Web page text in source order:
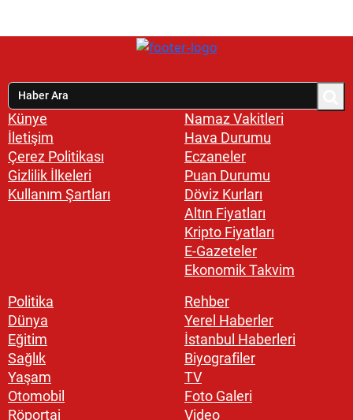
Künye
İletişim
Çerez Politikası
Gizlilik İlkeleri
Kullanım Şartları
Namaz Vakitleri
Hava Durumu
Eczaneler
Puan Durumu
Döviz Kurları
Altın Fiyatları
Kripto Fiyatları
E-Gazeteler
Ekonomik Takvim
Politika
Dünya
Eğitim
Sağlık
Yaşam
Otomobil
Röportaj
Rehber
Yerel Haberler
İstanbul Haberleri
Biyografiler
TV
Foto Galeri
Video